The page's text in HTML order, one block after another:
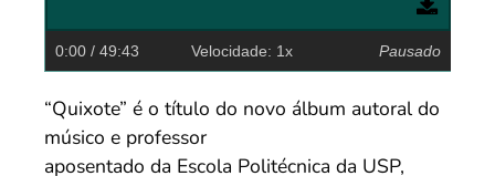
0:00 / 49:43 Velocidade: 1x Pausado
“Quixote” é o título do novo álbum autoral do
músico e professor
aposentado da Escola Politécnica da USP,